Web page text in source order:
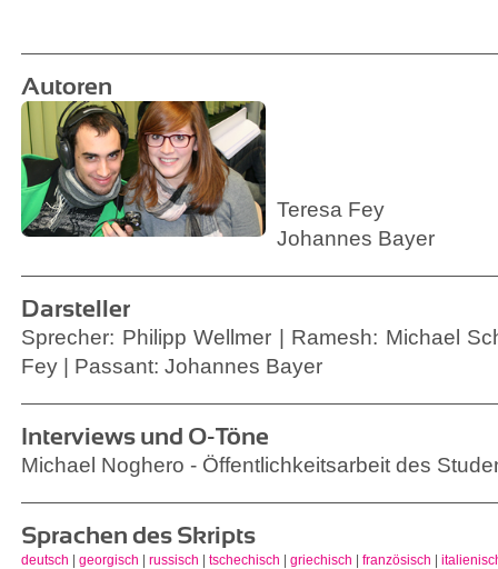
Autoren
Teresa Fey
Johannes Bayer
Darsteller
Sprecher: Philipp Wellmer | Ramesh: Michael
Fey | Passant: Johannes Bayer
Interviews und O-Töne
Michael Noghero - Öffentlichkeitsarbeit des
Sprachen des Skripts
deutsch georgisch russisch tschechisch griechisch französisch